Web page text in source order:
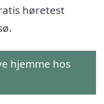
høretest
hjemme hos